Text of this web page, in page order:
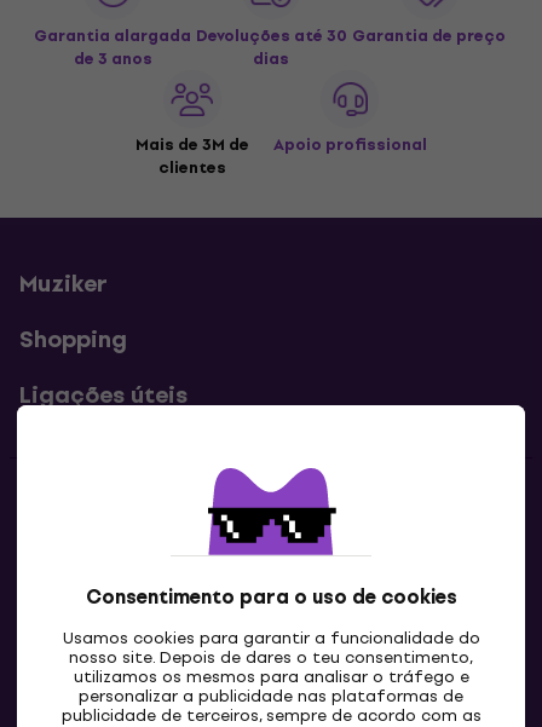
Consentimento para o uso de cookies
Usamos cookies para garantir a funcionalidade do
nosso site. Depois de dares o teu consentimento,
utilizamos os mesmos para analisar o tráfego e
personalizar a publicidade nas plataformas de
publicidade de terceiros, sempre de acordo com as
Garantia alargada
de 3 anos
Devoluções até 30
dias
Garantia de preço
Mais de 3M de
clientes
Apoio profissional
Muziker
Shopping
Ligações úteis
Contatos
Contacta-nos